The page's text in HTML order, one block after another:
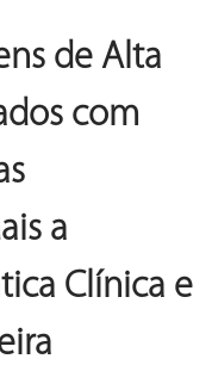
de Alta
com
a
Clínica e